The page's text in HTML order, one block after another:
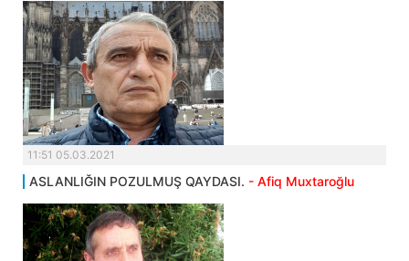
11:51 05.03.2021
ASLANLIĞIN POZULMUŞ QAYDASI. - Afiq Muxtaroğlu